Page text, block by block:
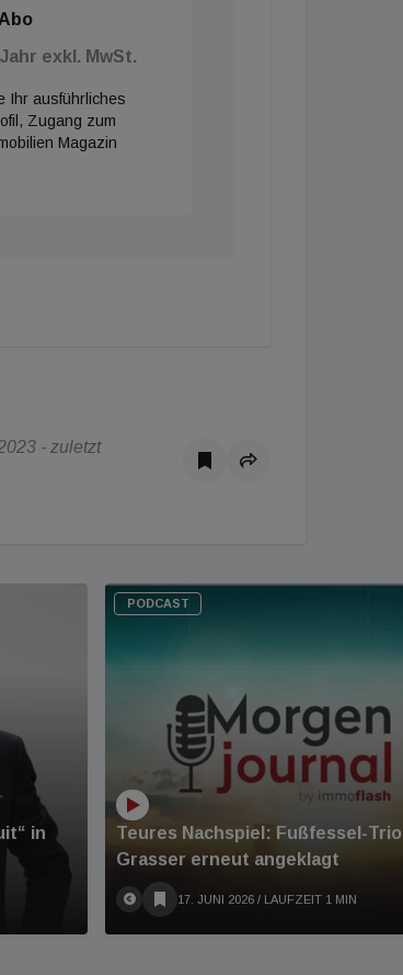
exkl. MwSt.
Ihr ausführliches
Zugang zum
Magazin
- zuletzt
in
PODCAST
Teures Nachspiel: Fußfessel-Trio
Grasser erneut angeklagt
17. JUNI 2026 / LAUFZEIT 1 MIN